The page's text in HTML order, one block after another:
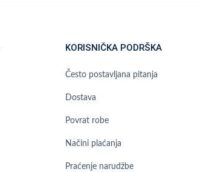
KORISNIČKA PODRŠKA
Često postavljana pitanja
Dostava
Povrat robe
Načini plaćanja
Praćenje narudžbe